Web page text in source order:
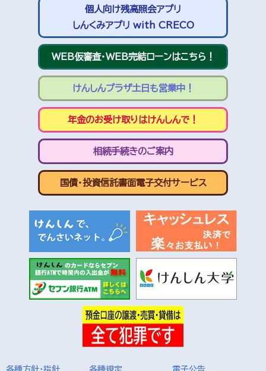
個人向け残高照会アプリ
しんくみアプリ with CRECO
WEB仮審査・WEB完結ローンはこちら！
けんしんプラザ土日も営業中！
年金のお受け取りはけんしんで！
相続手続きのご案内
国債・投資信託書面電子交付サービス
各種方針・指針 各種規定 電子公告